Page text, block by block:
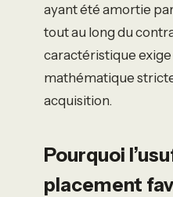
ayant été amortie
tout au long du
caractéristique
mathématique
acquisition.
Pourquoi
placement